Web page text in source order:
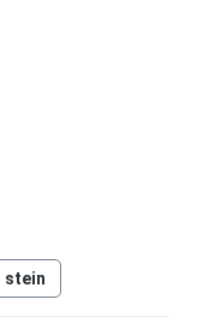
stein